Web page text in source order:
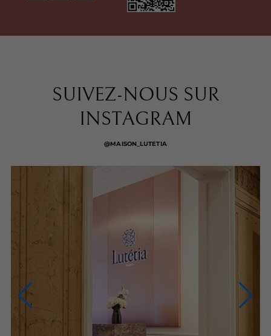
SUIVEZ-NOUS SUR
INSTAGRAM
@MAISON_LUTETIA
NOUS CONTACTER